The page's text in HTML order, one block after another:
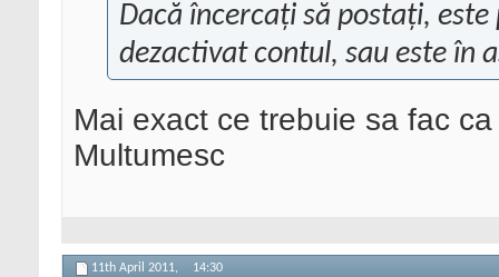
Dacă încercați să postați,
dezactivat contul, sau este în
Mai exact ce trebuie sa fac
Multumesc
11th April 2011, 14:30